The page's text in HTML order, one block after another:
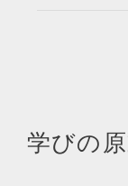
学びの